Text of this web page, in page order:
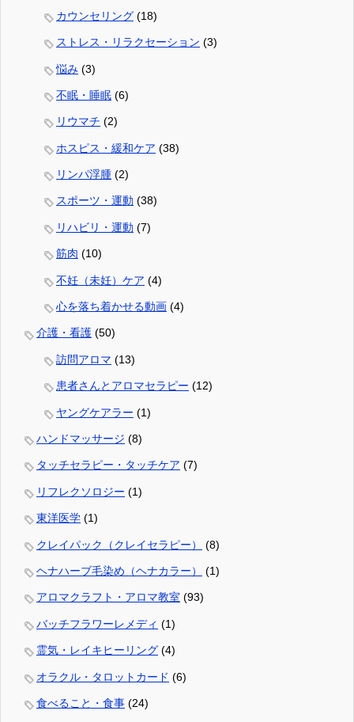
カウンセリング (18)
ストレス・リラクセーション (3)
悩み (3)
不眠・睡眠 (6)
リウマチ (2)
ホスピス・緩和ケア (38)
リンパ浮腫 (2)
スポーツ・運動 (38)
リハビリ・運動 (7)
筋肉 (10)
不妊（未妊）ケア (4)
心を落ち着かせる動画 (4)
介護・看護 (50)
訪問アロマ (13)
患者さんとアロマセラピー (12)
ヤングケアラー (1)
ハンドマッサージ (8)
タッチセラピー・タッチケア (7)
リフレクソロジー (1)
東洋医学 (1)
クレイパック（クレイセラピー） (8)
ヘナハーブ毛染め（ヘナカラー） (1)
アロマクラフト・アロマ教室 (93)
バッチフラワーレメディ (1)
霊気・レイキヒーリング (4)
オラクル・タロットカード (6)
食べること・食事 (24)